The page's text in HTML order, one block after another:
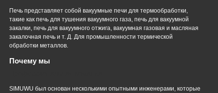
Печь представляет собой вакуумные печи для термообработки,
такие как печь для тушения вакуумного газа, печь для вакуумной
закалки, печь для вакуумного отжига, вакуумная газовая и масляная
закалочная печь и т. Д. Для промышленности термической
обработки металлов.
Почему мы
SIMUWU был основан несколькими опытными инженерами, которые